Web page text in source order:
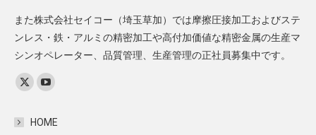
また株式会社セイコー（埼玉草加）では摩擦圧接加工およびステ
ンレス・鉄・アルミの精密加工や高付加価値な精密金属の生産マ
シンオペレーター、品質管理、生産管理の正社員募集中です。
Find us on:
X
opens
YouTube
opens
HOME